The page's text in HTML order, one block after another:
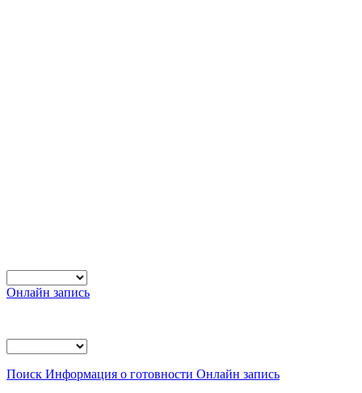
Онлайн запись
Поиск Информация о готовности Онлайн запись